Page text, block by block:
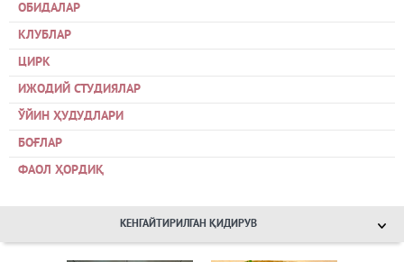
ОБИДАЛАР
КЛУБЛАР
ЦИРК
ИЖОДИЙ СТУДИЯЛАР
ЎЙИН ҲУДУДЛАРИ
БОҒЛАР
ФАОЛ ҲОРДИҚ
КЕНГАЙТИРИЛГАН ҚИДИРУВ